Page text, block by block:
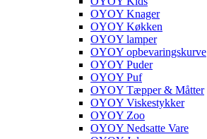
OYOY Knager
OYOY Køkken
OYOY lamper
OYOY opbevaringskurve
OYOY Puder
OYOY Puf
OYOY Tæpper & Måtter
OYOY Viskestykker
OYOY Zoo
OYOY Nedsatte Vare